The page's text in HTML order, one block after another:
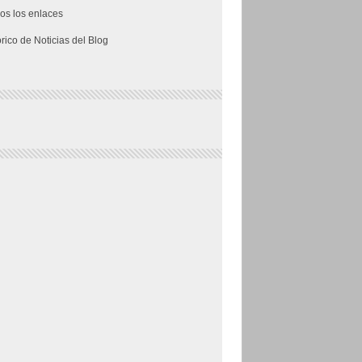
los enlaces
de Noticias del Blog